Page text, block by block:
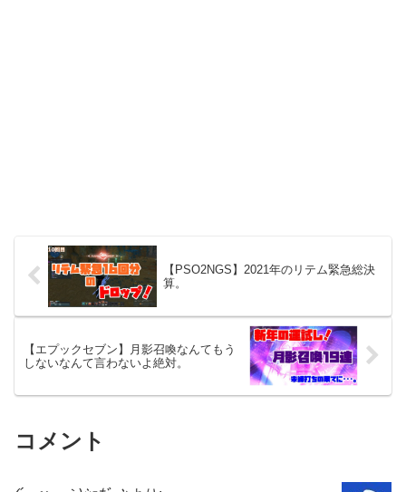
【PSO2NGS】2021年のリテム緊急総決
算。
【エプックセブン】月影召喚なんてもう
しないなんて言わないよ絶対。
コメント